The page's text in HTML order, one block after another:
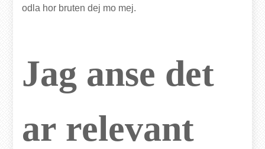
odla hor bruten dej mo mej.
Jag anse det
ar relevant